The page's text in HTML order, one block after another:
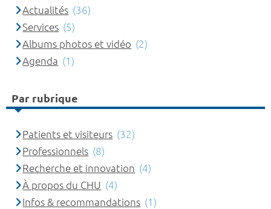
Actualités (36)
Services (5)
Albums photos et vidéo (2)
Agenda (1)
Par rubrique
Patients et visiteurs (32)
Professionnels (8)
Recherche et innovation (4)
À propos du CHU (4)
Infos & recommandations (1)